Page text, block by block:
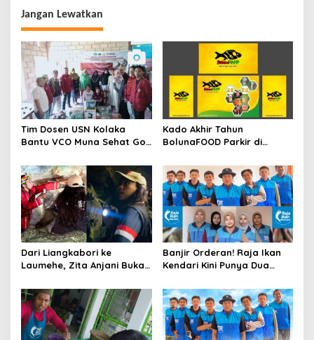
Jangan Lewatkan
Tim Dosen USN Kolaka
Bantu VCO Muna Sehat Go
Kado Akhir Tahun
BolunaFOOD Parkir di
Indogrosir
Dari Liangkabori ke
Laumehe, Zita Anjani Buka
Tanah Indonesia
Banjir Orderan! Raja Ikan
Kendari Kini Punya Dua